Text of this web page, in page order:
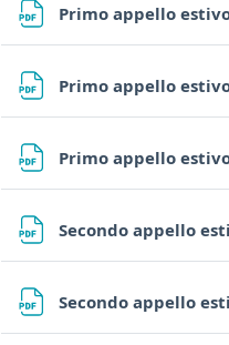
Primo appello
Primo appello
Primo appello
Secondo appello
Secondo appello